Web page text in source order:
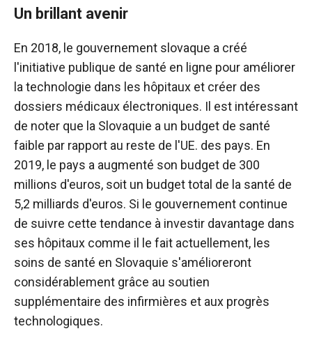
Un brillant avenir
En 2018, le gouvernement slovaque a créé
l'initiative publique de santé en ligne pour améliorer
la technologie dans les hôpitaux et créer des
dossiers médicaux électroniques. Il est intéressant
de noter que la Slovaquie a un budget de santé
faible par rapport au reste de l'UE. des pays. En
2019, le pays a augmenté son budget de 300
millions d'euros, soit un budget total de la santé de
5,2 milliards d'euros. Si le gouvernement continue
de suivre cette tendance à investir davantage dans
ses hôpitaux comme il le fait actuellement, les
soins de santé en Slovaquie s'amélioreront
considérablement grâce au soutien
supplémentaire des infirmières et aux progrès
technologiques.